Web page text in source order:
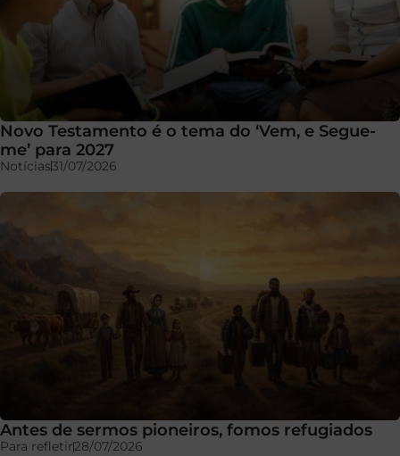
Novo Testamento é o tema do ‘Vem, e Segue-
me’ para 2027
Notícias31/07/2026
Antes de sermos pioneiros, fomos refugiados
Para refletir28/07/2026